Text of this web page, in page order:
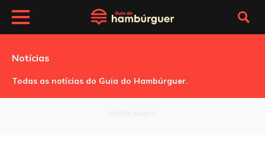
Notícias
Todas as notícias do Guia do Hambúrguer.